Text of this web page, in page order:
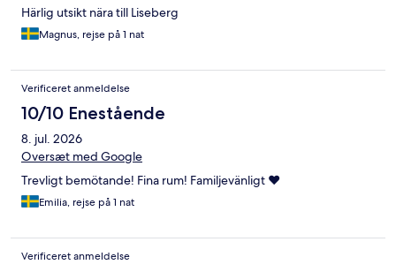
Härlig utsikt nära till Liseberg
Magnus, rejse på 1 nat
Verificeret anmeldelse
10/10 Enestående
8. jul. 2026
Oversæt med Google
Trevligt bemötande! Fina rum! Familjevänligt ❤️
Emilia, rejse på 1 nat
Verificeret anmeldelse